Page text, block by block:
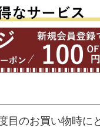
のお買い物時に